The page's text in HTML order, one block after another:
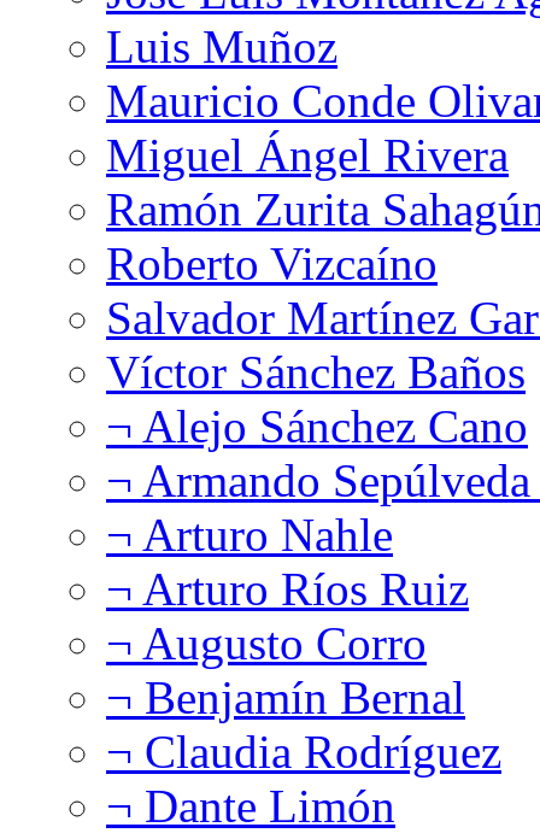
Luis Muñoz
Mauricio Conde
Miguel Ángel Rivera
Ramón Zurita
Roberto Vizcaíno
Salvador Martínez
Víctor Sánchez Baños
¬ Alejo Sánchez Cano
¬ Armando
¬ Arturo Nahle
¬ Arturo Ríos Ruiz
¬ Augusto Corro
¬ Benjamín Bernal
¬ Claudia Rodríguez
¬ Dante Limón